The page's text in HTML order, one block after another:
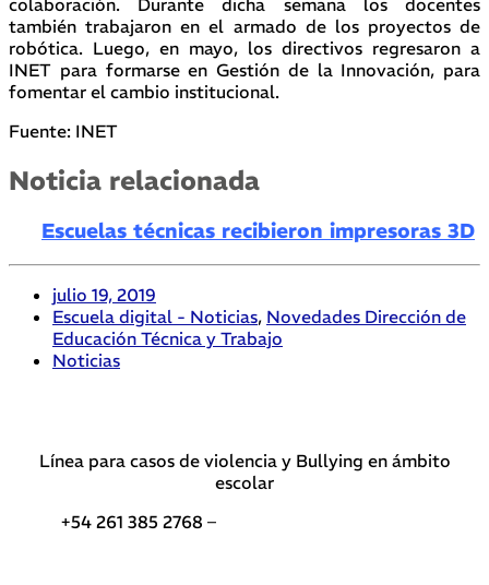
colaboración. Durante dicha semana los docentes
también trabajaron en el armado de los proyectos de
robótica. Luego, en mayo, los directivos regresaron a
INET para formarse en Gestión de la Innovación, para
fomentar el cambio institucional.
Fuente: INET
Noticia relacionada
Escuelas técnicas recibieron impresoras 3D
julio 19, 2019
Escuela digital - Noticias, Novedades Dirección de
Educación Técnica y Trabajo
Noticias
Línea para casos de violencia y Bullying en ámbito
escolar
+54 261 385 2768 –